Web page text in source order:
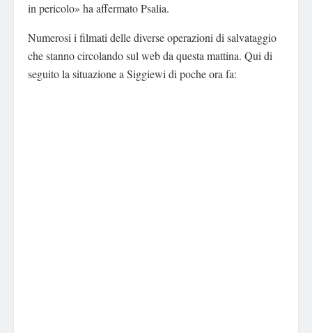
in pericolo» ha affermato Psalia.
Numerosi i filmati delle diverse operazioni di salvataggio
che stanno circolando sul web da questa mattina. Qui di
seguito la situazione a Siggiewi di poche ora fa: